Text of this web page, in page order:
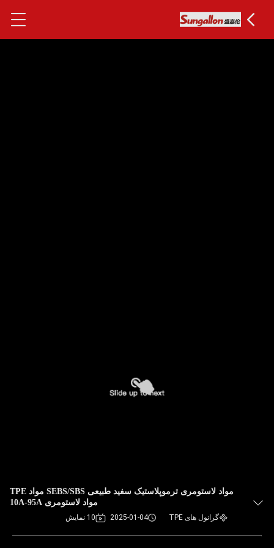
مواد لاستومری ترموپلاستیک سفید طبیعی SEBS/SBS مواد TPE
مواد لاستومری 10A-95A
گرانول های TPE 2025-01-04 10 نمایش